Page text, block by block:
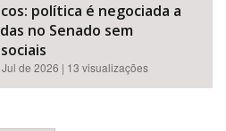
política é negociada a
no Senado sem
de 2026 | 13 visualizações